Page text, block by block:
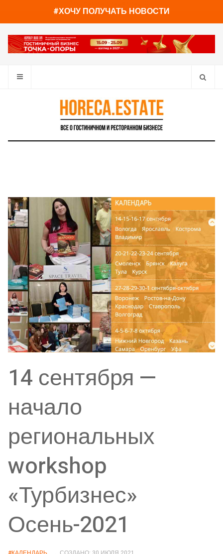
#ХОЧУ ПОЛУЧАТЬ НОВОСТИ
14 сентября —
начало
региональных
workshop
«Турбизнес»
Осень-2021